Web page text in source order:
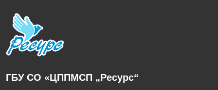
ГБУ СО «ЦППМСП „Ресурс“